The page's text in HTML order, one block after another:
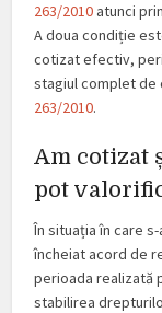
263/2010 atunci
A doua condiție
cotizat efectiv,
stagiul complet
263/2010.
Am cotizat
pot
În situația în care
încheiat acord de
perioada realizată
stabilirea